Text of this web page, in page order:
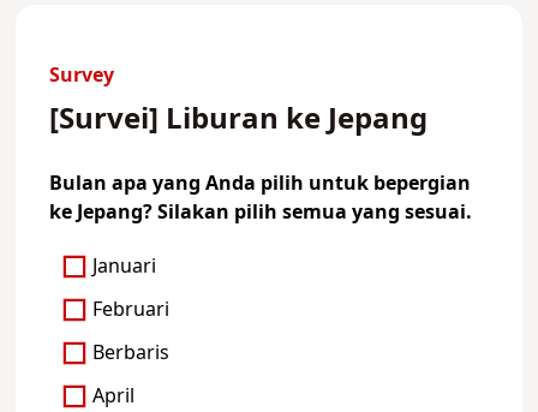
Survey
[Survei] Liburan ke Jepang
Bulan apa yang Anda pilih untuk bepergian
ke Jepang? Silakan pilih semua yang sesuai.
Januari
Februari
Berbaris
April